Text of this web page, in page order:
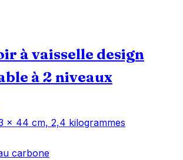
à vaisselle design
à 2 niveaux
x 44 cm, 2,4 kilogrammes
carbone